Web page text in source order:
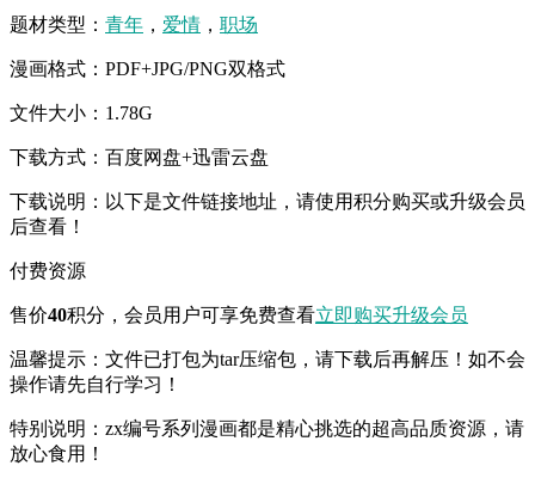
题材类型： 青年 ， 爱情 ， 职场
漫画格式：PDF+JPG/PNG双格式
文件大小：1.78G
下载方式：百度网盘+迅雷云盘
下载说明：以下是文件链接地址，请使用积分购买或升级会员
后查看！
付费资源
售价40积分 ，会员用户可享免费查看立即购买升级会员
温馨提示：文件已打包为tar压缩包，请下载后再解压！如不会
操作请先自行学习！
特别说明：zx编号系列漫画都是精心挑选的超高品质资源，请
放心食用！